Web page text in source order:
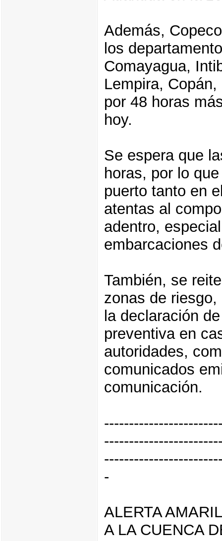
Además,
los
Comayagua,
Lempira,
por 48 horas
hoy.
Se espera que
horas, por lo
puerto tanto en
atentas al
adentro,
embarcaciones
También, se
zonas de
la declaración
preventiva en
autoridades,
comunicados
comunicación.
-
ALERTA
A LA CUENCA